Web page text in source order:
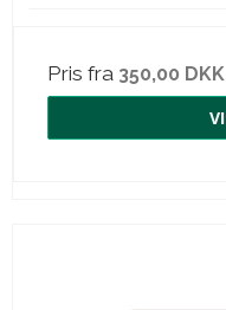
Pris fra 350,00 DKK